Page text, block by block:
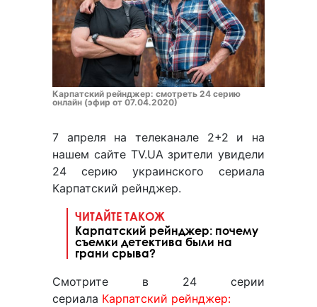
Карпатский рейнджер: смотреть 24 серию
онлайн (эфир от 07.04.2020)
7 апреля на телеканале 2+2 и на
нашем сайте TV.UA зрители увидели
24 серию украинского сериала
Карпатский рейнджер.
ЧИТАЙТЕ ТАКОЖ
Карпатский рейнджер: почему
съемки детектива были на
грани срыва?
Смотрите в 24 серии
сериала Карпатский рейнджер: